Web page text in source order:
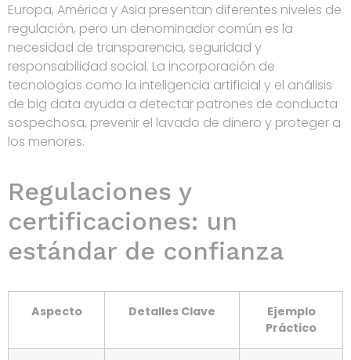
Europa, América y Asia presentan diferentes niveles de
regulación, pero un denominador común es la
necesidad de transparencia, seguridad y
responsabilidad social. La incorporación de
tecnologías como la inteligencia artificial y el análisis
de big data ayuda a detectar patrones de conducta
sospechosa, prevenir el lavado de dinero y proteger a
los menores.
Regulaciones y
certificaciones: un
estándar de confianza
Aspecto Detalles Clave
Ejemplo
Práctico